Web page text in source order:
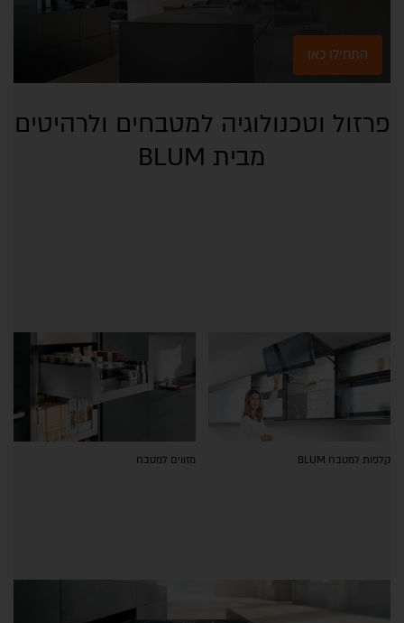
התחילו כאן
פרזול וטכנולוגיה למטבחים ולרהיטים
מבית BLUM
קלפות למטבח BLUM מזווים למטבח